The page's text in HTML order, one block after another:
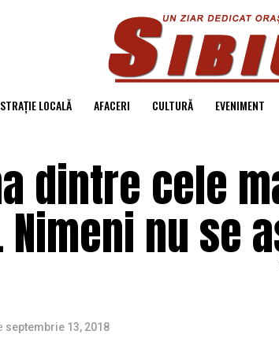
LOCALĂ AFACERI CULTURĂ EVENIMENT
dintre cele
Nimeni nu se
septembrie 13, 2018